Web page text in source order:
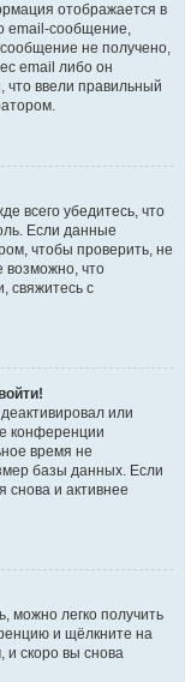
отображается в
email-сообщение,
не получено,
email либо он
ввели правильный
всего убедитесь, что
Если данные
чтобы проверить, не
возможно, что
свяжитесь с
или
конференции
время не
базы данных. Если
снова и активнее
можно легко получить
и щёлкните на
и скоро вы снова